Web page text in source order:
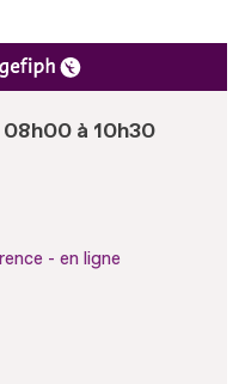
à 10h30
- en ligne